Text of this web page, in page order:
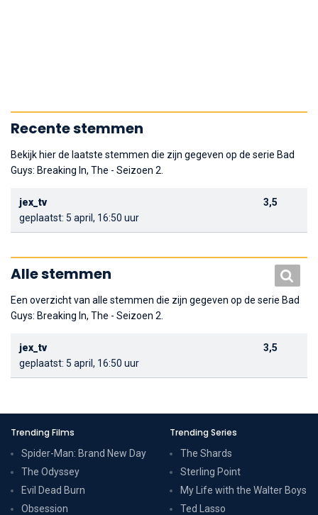
Recente stemmen
Bekijk hier de laatste stemmen die zijn gegeven op de serie Bad
Guys: Breaking In, The - Seizoen 2.
3,5
jex_tv
geplaatst: 5 april, 16:50 uur
Alle stemmen
Een overzicht van alle stemmen die zijn gegeven op de serie Bad
Guys: Breaking In, The - Seizoen 2.
3,5
jex_tv
geplaatst: 5 april, 16:50 uur
Trending Films
Spider-Man: Brand New Day
The Odyssey
Evil Dead Burn
Obsession
Trending Series
The Shards
Sterling Point
My Life with the Walter Boys
Ted Lasso